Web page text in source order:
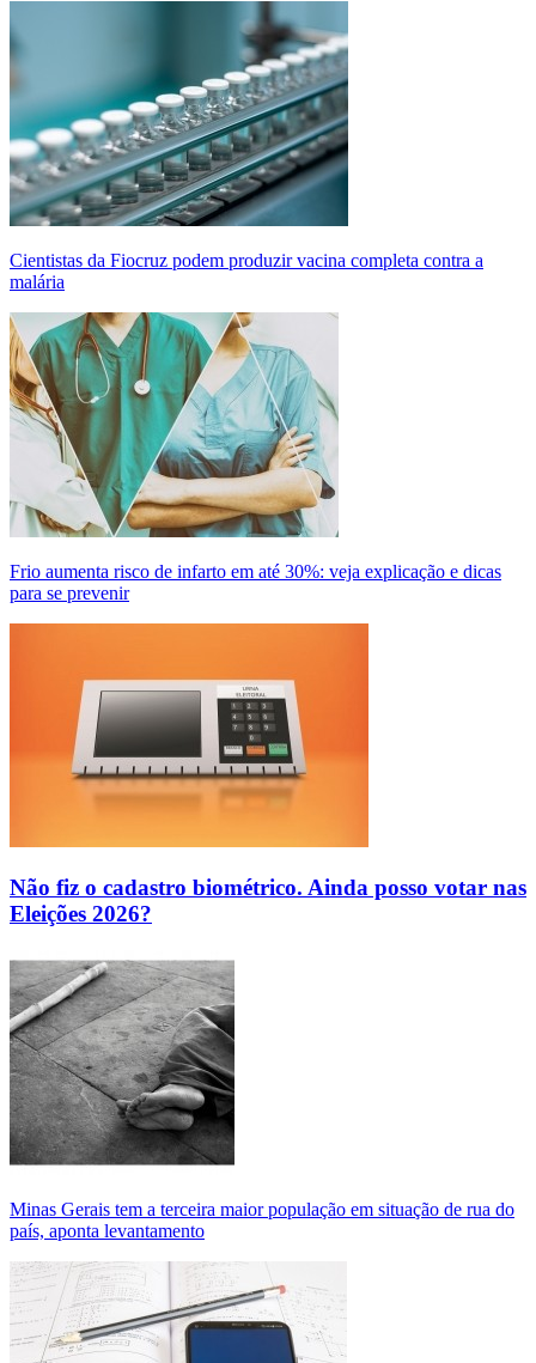
Cientistas da Fiocruz podem produzir vacina completa contra a
malária
Frio aumenta risco de infarto em até 30%: veja explicação e dicas
para se prevenir
Não fiz o cadastro biométrico. Ainda posso votar nas
Eleições 2026?
Minas Gerais tem a terceira maior população em situação de rua do
país, aponta levantamento